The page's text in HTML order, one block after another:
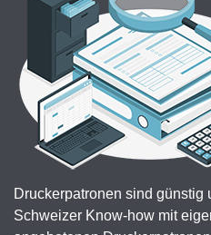
Druckerpatronen sind günstig
Schweizer Know-how mit